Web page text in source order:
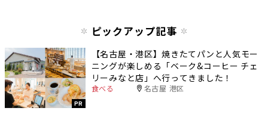
ピックアップ記事
PR
【名古屋・港区】焼きたてパンと人気モー
ニングが楽しめる「ベーク&コーヒー チェ
リーみなと店」へ行ってきました！
食べる 名古屋 港区